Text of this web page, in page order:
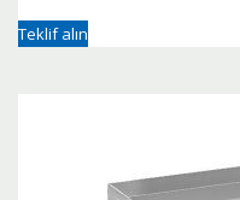
Teklif alın